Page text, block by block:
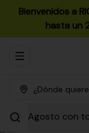
Bienvenidos a
hasta un
Abrir menu de
¿Dónde
Agosto con